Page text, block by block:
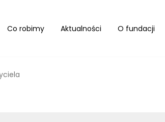
Co robimy Aktualności O fundacji